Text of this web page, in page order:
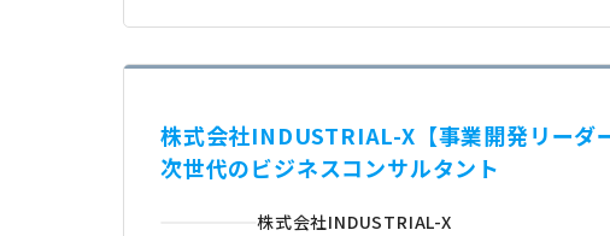
株式会社INDUSTRIAL-X【事業開発リーダ
次世代のビジネスコンサルタント
株式会社INDUSTRIAL-X